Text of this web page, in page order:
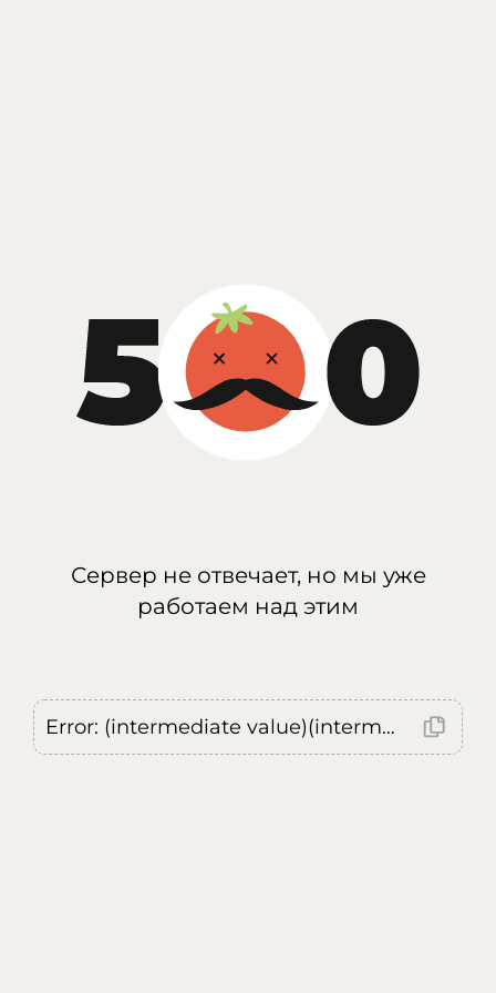
Сервер не отвечает, но мы уже
работаем над этим
Error: (intermediate value)(intermediate value)(intermediate value).replaceAll is not a function